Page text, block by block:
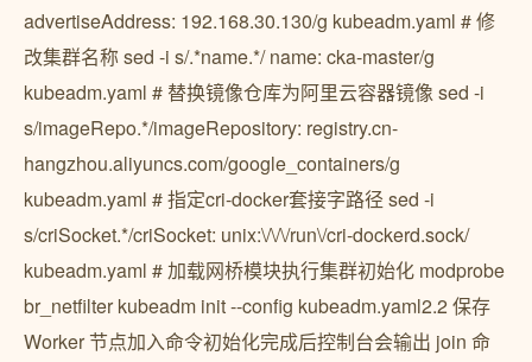
advertiseAddress: 192.168.30.130/g kubeadm.yaml # 修
改集群名称 sed -i s/.*name.*/ name: cka-master/g
kubeadm.yaml # 替换镜像仓库为阿里云容器镜像 sed -i
s/imageRepo.*/imageRepository: registry.cn-
hangzhou.aliyuncs.com/google_containers/g
kubeadm.yaml # 指定cri-docker套接字路径 sed -i
s/criSocket.*/criSocket: unix:\/\/\/run\/cri-dockerd.sock/
kubeadm.yaml # 加载网桥模块执行集群初始化 modprobe
br_netfilter kubeadm init --config kubeadm.yaml2.2 保存
Worker 节点加入命令初始化完成后控制台会输出 join 命